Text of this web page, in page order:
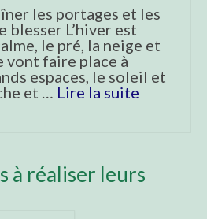
les portages et les
blesser L’hiver est
le pré, la neige et
vont faire place à
espaces, le soleil et
et … Lire la suite­­
à réaliser leurs